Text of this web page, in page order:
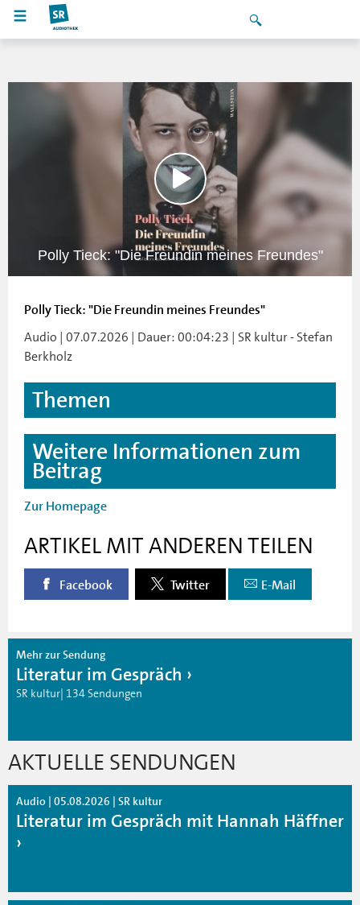
Polly Tieck: "Die Freundin meines Freundes"
Polly Tieck: "Die Freundin meines Freundes"
Audio | 07.07.2026 | Dauer: 00:04:23 | SR kultur - Stefan
Berkholz
Themen
Weitere Informationen zum
Beitrag
Zur Homepage
ARTIKEL MIT ANDEREN TEILEN
Facebook Twitter E-Mail
Mehr zur Sendung
Literatur im Gespräch
SR kultur| 134 Sendungen
AKTUELLE SENDUNGEN
Audio | 05.08.2026 | SR kultur
Literatur im Gespräch mit Hannah Häffner